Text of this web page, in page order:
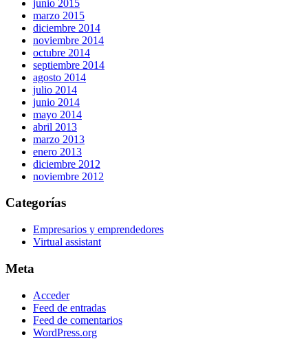
junio 2015
marzo 2015
diciembre 2014
noviembre 2014
octubre 2014
septiembre 2014
agosto 2014
julio 2014
junio 2014
mayo 2014
abril 2013
marzo 2013
enero 2013
diciembre 2012
noviembre 2012
Categorías
Empresarios y emprendedores
Virtual assistant
Meta
Acceder
Feed de entradas
Feed de comentarios
WordPress.org